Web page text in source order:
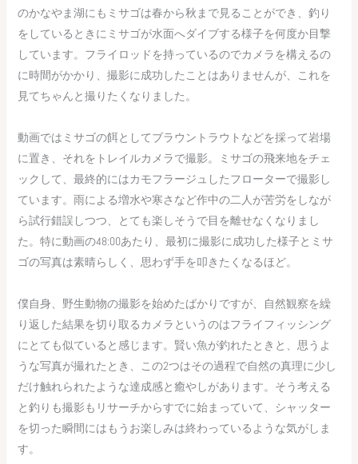
のかなやま湖にもミサゴは春から秋まで見ることができ、釣り
をしているときにミサゴが水面へダイブする様子を何度か目撃
しています。フライロッドを持っているのでカメラを構えるの
に時間がかかり、撮影に成功したことはありませんが、これを
見てちゃんと撮りたくなりました。
動画ではミサゴの餌としてブラウントラウトなどを採って岩場
に置き、それをトレイルカメラで撮影。ミサゴの飛来地をチェ
ックして、最終的にはカモフラージュしたフローターで撮影し
ています。雨による増水や寒さなど作中の二人が苦労をしなが
ら試行錯誤しつつ、とても楽しそうで目を離せなくなりまし
た。特に動画の48:00あたり、最初に撮影に成功した様子とミサ
ゴの写真は素晴らしく、思わず手を叩きたくなるほど。
僕自身、野生動物の撮影を始めたばかりですが、自然観察を繰
り返した結果を切り取るカメラというのはフライフィッシング
にとても似ていると感じます。賢い魚が釣れたときと、思うよ
うな写真が撮れたとき、この2つはその過程で自然の真理に少し
だけ触れられたような達成感と癒やしがあります。そう考える
と釣りも撮影もリサーチからすでに始まっていて、シャッター
を切った瞬間にはもうお楽しみは終わっているような気がしま
す。